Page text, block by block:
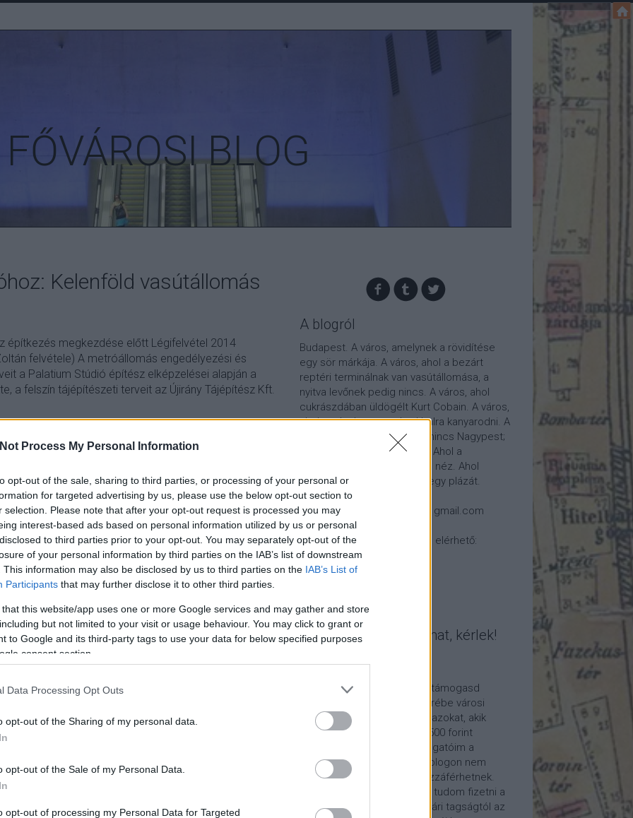
Process My Personal Information
opt-out of the sale, sharing to third parties, or processing of your personal or
for targeted advertising by us, please use the below opt-out section to
selection. Please note that after your opt-out request is processed you may
interest-based ads based on personal information utilized by us or personal
to third parties prior to your opt-out. You may separately opt-out of the
of your personal information by third parties on the IAB’s list of downstream
This information may also be disclosed by us to third parties on the IAB’s List of
Participants that may further disclose it to other third parties.
that this website/app uses one or more Google services and may gather and store
but not limited to your visit or usage behaviour. You may click to grant or
to Google and its third-party tags to use your data for below specified purposes
consent section.
Data Processing Opt Outs
opt-out of the Sharing of my personal data.
opt-out of the Sale of my Personal Data.
opt-out of processing my Personal Data for Targeted
FŐVÁROSI BLOG
Kelenföld vasútállomás
építkezés megkezdése előtt Légifelvétel 2014
felvétele) A metróállomás engedélyezési és
a Palatium Stúdió építész elképzelései alapján a
a felszín tájépítészeti terveit az Újirány Tájépítész Kft.
Szólj hozzá!
2014 metro4 tomegkozlekedes bkk metro4sorozat
verseny győzteseit. A verseny idén minden eddigi
hiszen a hét kategóriában 84 pályázat érkezett be,
pályázatnak köszönhetően négy díjat…
TOVÁBB
Szólj hozzá!
A blogról
Budapest. A város, amelynek a rövidítése
egy sör márkája. A város, ahol a bezárt
reptéri terminálnak van vasútállomása, a
nyitva levőnek pedig nincs. A város, ahol
cukrászdában üldögélt Kurt Cobain. A város,
ahol autóval nem szabad balra kanyarodni. A
város, ahol van Kispest, de nincs Nagypest;
van Újpest, de nincs Ópest. Ahol a
Városháza nem a város felé néz. Ahol
lelátóról nézhetünk élőben egy plázát.
Kapcsolat: 7788fido (kukac) gmail.com
A blog ezeken a helyeken is elérhető:
Támogasd a munkámat, kérlek!
Ha tetszik a blogom, kérlek támogasd
munkámat anyagilag is! Cserébe városi
sétára hívom meg időnként azokat, akik
legalább havi 5 euró vagy 2500 forint
támogatást küldenek. Támogatóim a
Patreon.com-on exkluzív, a blogon nem
elérhető tartalmakhoz is hozzáférhetnek.
Támogatásod segítségével tudom fizetni a
munkám költségeit a könyvtári tagságtól az